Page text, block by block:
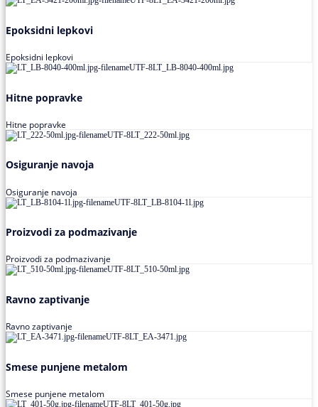
Epoksidni lepkovi
Epoksidni lepkovi
Hitne popravke
Hitne popravke
Osiguranje navoja
Osiguranje navoja
Proizvodi za podmazivanje
Proizvodi za podmazivanje
Ravno zaptivanje
Ravno zaptivanje
Smese punjene metalom
Smese punjene metalom